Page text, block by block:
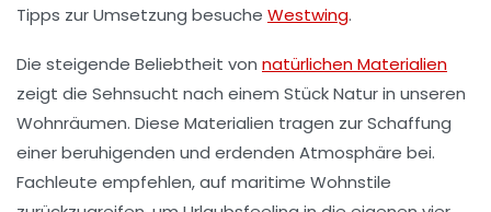
Tipps zur Umsetzung besuche Westwing.
Die steigende Beliebtheit von natürlichen Materialien
zeigt die Sehnsucht nach einem Stück Natur in unseren
Wohnräumen. Diese Materialien tragen zur Schaffung
einer beruhigenden und erdenden Atmosphäre bei.
Fachleute empfehlen, auf maritime Wohnstile